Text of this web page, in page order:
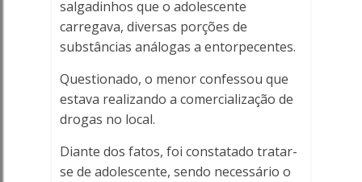
salgadinhos que o adolescente
carregava, diversas porções de
substâncias análogas a entorpecentes.
Questionado, o menor confessou que
estava realizando a comercialização de
drogas no local.
Diante dos fatos, foi constatado tratar-
se de adolescente, sendo necessário o